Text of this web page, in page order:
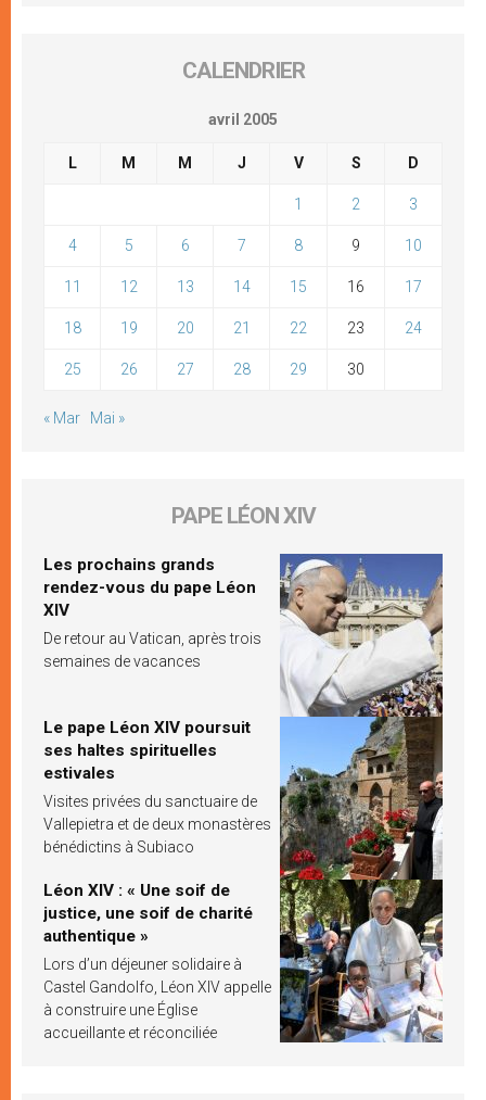
CALENDRIER
avril 2005
L M M J V S D
1 2 3
4 5 6 7 8 9 10
11 12 13 14 15 16 17
18 19 20 21 22 23 24
25 26 27 28 29 30
« Mar Mai »
PAPE LÉON XIV
Les prochains grands
rendez-vous du pape Léon
XIV
De retour au Vatican, après trois
semaines de vacances
Le pape Léon XIV poursuit
ses haltes spirituelles
estivales
Visites privées du sanctuaire de
Vallepietra et de deux monastères
bénédictins à Subiaco
Léon XIV : « Une soif de
justice, une soif de charité
authentique »
Lors d’un déjeuner solidaire à
Castel Gandolfo, Léon XIV appelle
à construire une Église
accueillante et réconciliée